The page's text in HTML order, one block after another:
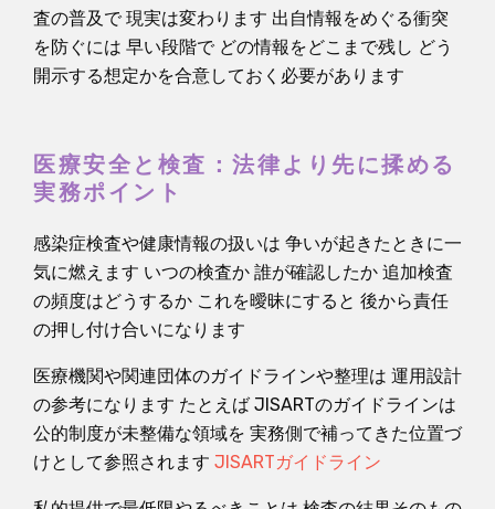
査の普及で 現実は変わります 出自情報をめぐる衝突
を防ぐには 早い段階で どの情報をどこまで残し どう
開示する想定かを合意しておく必要があります
医療安全と検査：法律より先に揉める
実務ポイント
感染症検査や健康情報の扱いは 争いが起きたときに一
気に燃えます いつの検査か 誰が確認したか 追加検査
の頻度はどうするか これを曖昧にすると 後から責任
の押し付け合いになります
医療機関や関連団体のガイドラインや整理は 運用設計
の参考になります たとえば JISARTのガイドラインは
公的制度が未整備な領域を 実務側で補ってきた位置づ
けとして参照されます JISARTガイドライン